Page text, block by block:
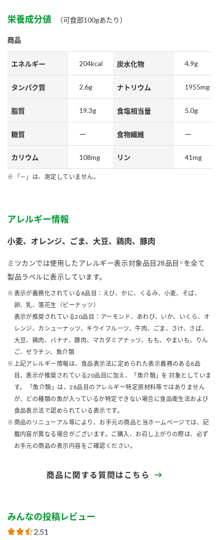
栄養成分値 （可食部100gあたり）
商品
エネルギー 204kcal 炭水化物 4.9g
タンパク質 2.6g ナトリウム 1955mg
脂質 19.3g 食塩相当量 5.0g
糖質 ー 食物繊維 ー
カリウム 108mg リン 41mg
「－」は、測定していません。
アレルギー情報
小麦、オレンジ、ごま、大豆、鶏肉、豚肉
ミツカンでは使用したアレルギー表示対象品目28品目 ※ を全て
製品ラベルに表示しています。
表示が義務化されている8品目：えび、かに、くるみ、小麦、そば、
卵、乳、落花生（ピーナッツ）
表示が推奨されている20品目：アーモンド、あわび、いか、いくら、オ
レンジ、カシューナッツ、キウイフルーツ、牛肉、ごま、さけ、さば、
大豆、鶏肉、バナナ、豚肉、マカダミアナッツ、もも、やまいも、りん
ご、ゼラチン、魚介類
上記アレルギー情報は、食品表示法に定められた表示義務のある8品
目、表示が推奨されている20品目に加え、「魚介類」を 対象としていま
す。 「魚介類」は、28品目のアレルギー特定原材料等ではありません
が、どの種類の魚が入っているか特定できない場合に食品衛生法および
食品表示法で認められている表示です。
商品のリニューアル等により、お手元の商品と当ホームページでは、記
載内容が異なる場合がございます。ご購入、お召し上がりの際は、必ず
お手元の商品の表示内容をご確認ください。
商品に関する質問はこちら
みんなの投稿レビュー
2.51